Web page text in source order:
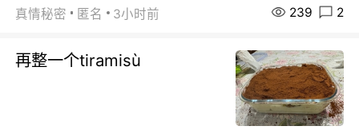
真情秘密 匿名 3小时前 239 2
再整一个tiramisù